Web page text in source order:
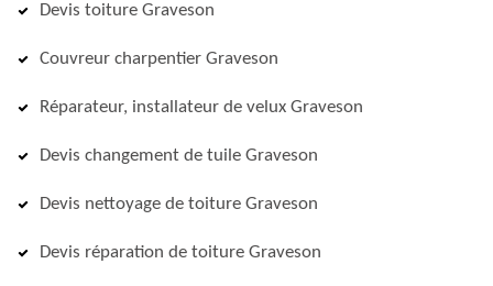
Devis toiture Graveson
Couvreur charpentier Graveson
Réparateur, installateur de velux Graveson
Devis changement de tuile Graveson
Devis nettoyage de toiture Graveson
Devis réparation de toiture Graveson